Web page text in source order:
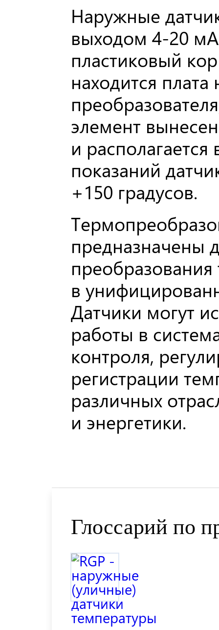
Наружные
выходом 4-20
пластиковый
находится
элемент
и
показаний
+150 градусов.
предназначены
в
Датчики могут
работы в
контроля,
регистрации
различных
и энергетики.
Глоссарий по